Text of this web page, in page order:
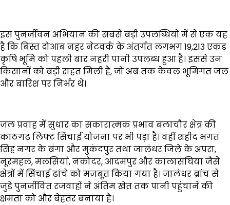
इस पुनर्जीवन अभियान की सबसे बड़ी उपलब्धियों में से एक यह
है कि बिस्त दोआब नहर नेटवर्क के अंतर्गत लगभग 19,213 एकड़
कृषि भूमि को पहली बार नहरी पानी उपलब्ध हुआ है। इससे उन
किसानों को बड़ी राहत मिली है, जो अब तक केवल भूमिगत जल
और बारिश पर निर्भर थे।
जल प्रवाह में सुधार का सकारात्मक प्रभाव बलाचौर क्षेत्र की
काठगढ़ लिफ्ट सिंचाई योजना पर भी पड़ा है। वहीं शहीद भगत
सिंह नगर के बंगा और मुकंदपुर तथा जालंधर जिले के अपरा,
नूरमहल, मलसियां, नकोदर, आदमपुर और कालासंघियां जैसे
क्षेत्रों में सिंचाई ढांचे को मजबूत किया गया है। जालंधर ब्रांच से
जुड़े पुनर्जीवित रजवाहों ने अंतिम खेत तक पानी पहुंचाने की
क्षमता को और बेहतर बनाया है।